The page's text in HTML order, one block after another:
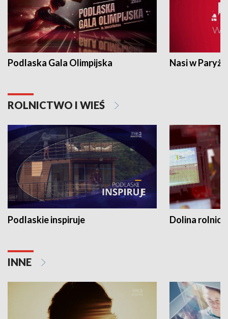
Podlaska Gala Olimpijska Nasi w Paryżu
ROLNICTWO I WIEŚ
Podlaskie inspiruje Dolina
INNE